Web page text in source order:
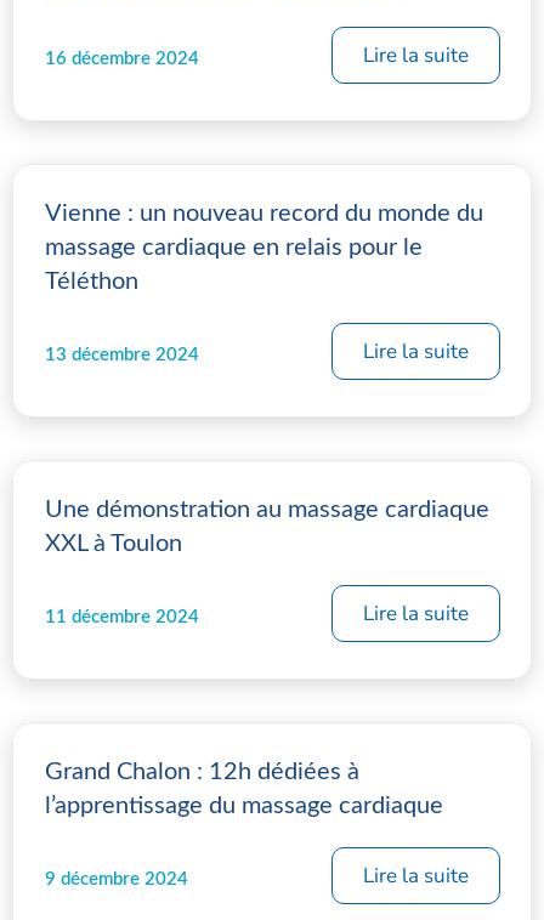
16 décembre 2024 Lire la suite
Vienne : un nouveau record du monde du
massage cardiaque en relais pour le
Téléthon
13 décembre 2024 Lire la suite
Une démonstration au massage cardiaque
XXL à Toulon
11 décembre 2024 Lire la suite
Grand Chalon : 12h dédiées à
l’apprentissage du massage cardiaque
9 décembre 2024 Lire la suite